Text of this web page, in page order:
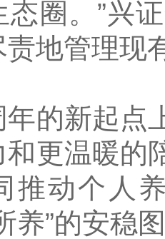
态圈。”兴
地管理现
的新起点
和更温暖的
推动个人
养”的安稳